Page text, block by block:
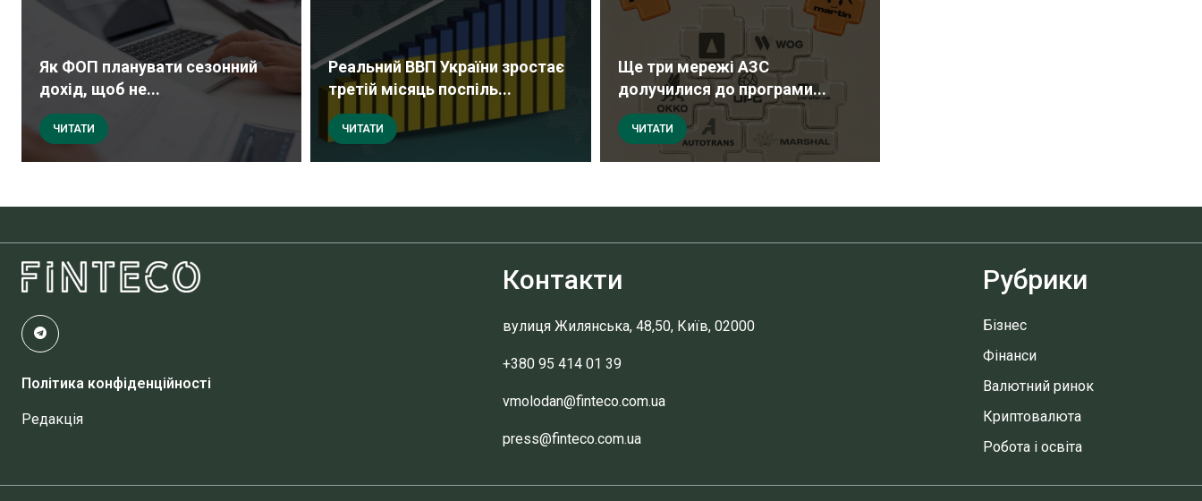
Як ФОП планувати сезонний
дохід, щоб не...
ЧИТАТИ
Реальний ВВП України зростає
третій місяць поспіль...
ЧИТАТИ
Ще три мережі АЗС
долучилися до програми...
ЧИТАТИ
Політика конфіденційності
Редакція
Контакти
вулиця Жилянська, 48,50, Київ, 02000
+380 95 414 01 39
vmolodan@finteco.com.ua
press@finteco.com.ua
Рубрики
Бізнес
Фінанси
Валютний ринок
Криптовалюта
Робота і освіта